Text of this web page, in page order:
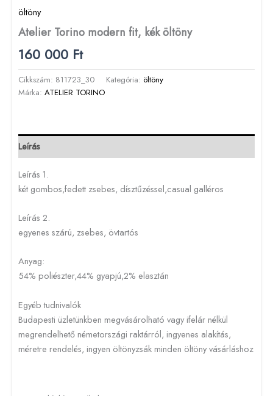
öltöny
Atelier Torino modern fit, kék öltöny
160 000 Ft
Cikkszám: 811723_30 Kategória: öltöny
Márka: ATELIER TORINO
Leírás
Leírás 1.
két gombos,fedett zsebes, dísztűzéssel,casual galléros
Leírás 2.
egyenes szárú, zsebes, övtartós
Anyag:
54% poliészter,44% gyapjú,2% elasztán
Egyéb tudnivalók
Budapesti üzletünkben megvásárolható vagy ifelár nélkül
megrendelhető németországi raktárról, ingyenes alakítás,
méretre rendelés, ingyen öltönyzsák minden öltöny vásárláshoz